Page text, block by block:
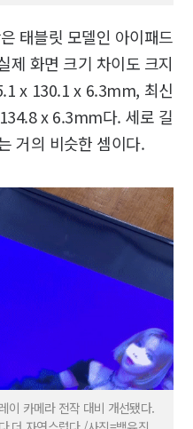
태블릿 모델인 아이패드
제 화면 크기 차이도 크지
x 130.1 x 6.3mm, 최신
x 6.3mm다. 세로 길
거의 비슷한 셈이다.
이 카메라 전작 대비 개선됐다.